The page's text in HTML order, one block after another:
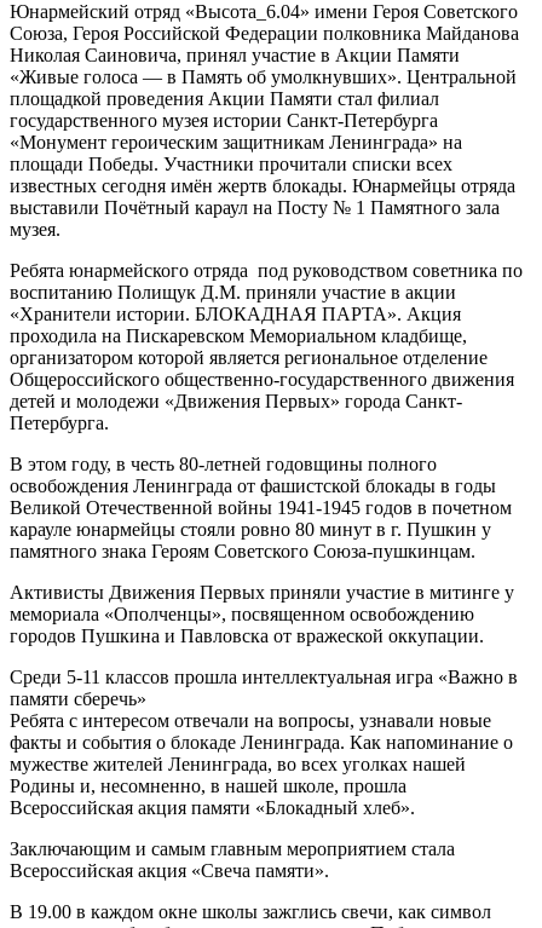
Юнармейский отряд «Высота_6.04» имени Героя Советского
Союза, Героя Российской Федерации полковника Майданова
Николая Саиновича, принял участие в Акции Памяти
«Живые голоса — в Память об умолкнувших». Центральной
площадкой проведения Акции Памяти стал филиал
государственного музея истории Санкт-Петербурга
«Монумент героическим защитникам Ленинграда» на
площади Победы. Участники прочитали списки всех
известных сегодня имён жертв блокады. Юнармейцы отряда
выставили Почётный караул на Посту № 1 Памятного зала
музея.
Ребята юнармейского отряда под руководством советника по
воспитанию Полищук Д.М. приняли участие в акции
«Хранители истории. БЛОКАДНАЯ ПАРТА». Акция
проходила на Пискаревском Мемориальном кладбище,
организатором которой является региональное отделение
Общероссийского общественно-государственного движения
детей и молодежи «Движения Первых» города Санкт-
Петербурга.
В этом году, в честь 80-летней годовщины полного
освобождения Ленинграда от фашистской блокады в годы
Великой Отечественной войны 1941-1945 годов в почетном
карауле юнармейцы стояли ровно 80 минут в г. Пушкин у
памятного знака Героям Советского Союза-пушкинцам.
Активисты Движения Первых приняли участие в митинге у
мемориала «Ополченцы», посвященном освобождению
городов Пушкина и Павловска от вражеской оккупации.
Среди 5-11 классов прошла интеллектуальная игра «Важно в
памяти сберечь»
Ребята с интересом отвечали на вопросы, узнавали новые
факты и события о блокаде Ленинграда. Как напоминание о
мужестве жителей Ленинграда, во всех уголках нашей
Родины и, несомненно, в нашей школе, прошла
Всероссийская акция памяти «Блокадный хлеб».
Заключающим и самым главным мероприятием стала
Всероссийская акция «Свеча памяти».
В 19.00 в каждом окне школы зажглись свечи, как символ